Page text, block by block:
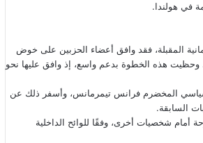
في هولندا.
المقبلة، فقد وافق أعضاء الحزبين على خوض
وبرنامج سياسي موحد. وحظيت هذه الخطوة بدعم واسع، إذ وافق عليها نحو
في عام 2023 بتحالف انتخابي بقيادة السياسي المخضرم فرانس تيمرمانس، وأسفر ذلك عن
أمام شخصيات أخرى، وفقًا للوائح الداخلية